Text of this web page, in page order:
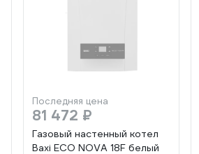
Последняя цена
81 472 ₽
Газовый настенный котел
Baxi ECO NOVA 18F белый